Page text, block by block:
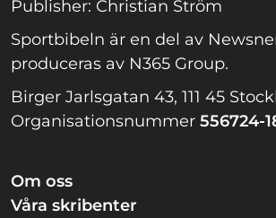
Publisher: Christian Ström
Sportbibeln är en del av
produceras av N365 Group.
Birger Jarlsgatan 43, 111 45
Organisationsnummer 556724-
Om oss
Våra skribenter